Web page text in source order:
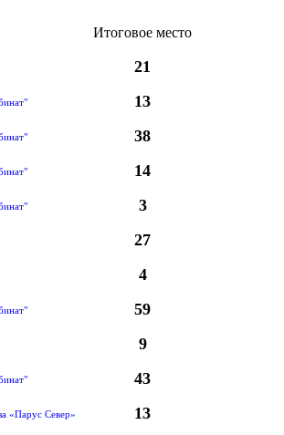
Итоговое место
21
13
38
14
3
27
4
59
9
43
«Парус Север» 13